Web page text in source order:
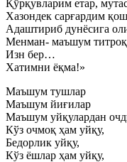
Қўрқувларим етар,
Хазондек сарғардим
Адаштириб дунёсига
Менман- маъшум
Изн бер…
Хатимни ёқма!»
Маъшум тушлар
Маъшум йиғилар
Маъшум уйқулардан
Кўз очмоқ ҳам уйқу,
Бедорлик уйқу,
Кўз ёшлар ҳам уйқу,